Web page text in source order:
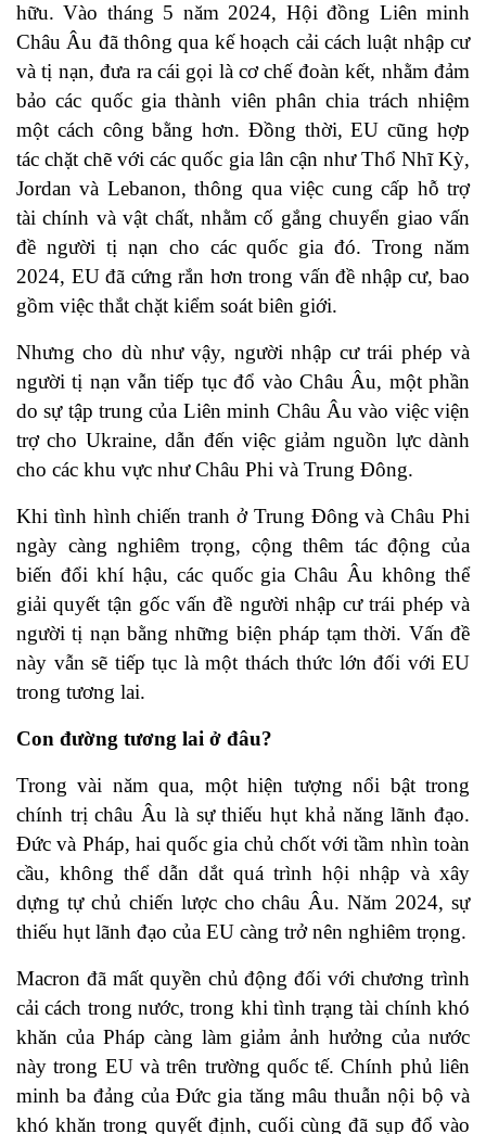
hữu. Vào tháng 5 năm 2024, Hội đồng Liên minh
Châu Âu đã thông qua kế hoạch cải cách luật nhập cư
và tị nạn, đưa ra cái gọi là cơ chế đoàn kết, nhằm đảm
bảo các quốc gia thành viên phân chia trách nhiệm
một cách công bằng hơn. Đồng thời, EU cũng hợp
tác chặt chẽ với các quốc gia lân cận như Thổ Nhĩ Kỳ,
Jordan và Lebanon, thông qua việc cung cấp hỗ trợ
tài chính và vật chất, nhằm cố gắng chuyển giao vấn
đề người tị nạn cho các quốc gia đó. Trong năm
2024, EU đã cứng rắn hơn trong vấn đề nhập cư, bao
gồm việc thắt chặt kiểm soát biên giới.
Nhưng cho dù như vậy, người nhập cư trái phép và
người tị nạn vẫn tiếp tục đổ vào Châu Âu, một phần
do sự tập trung của Liên minh Châu Âu vào việc viện
trợ cho Ukraine, dẫn đến việc giảm nguồn lực dành
cho các khu vực như Châu Phi và Trung Đông.
Khi tình hình chiến tranh ở Trung Đông và Châu Phi
ngày càng nghiêm trọng, cộng thêm tác động của
biến đổi khí hậu, các quốc gia Châu Âu không thể
giải quyết tận gốc vấn đề người nhập cư trái phép và
người tị nạn bằng những biện pháp tạm thời. Vấn đề
này vẫn sẽ tiếp tục là một thách thức lớn đối với EU
trong tương lai.
Con đường tương lai ở đâu?
Trong vài năm qua, một hiện tượng nổi bật trong
chính trị châu Âu là sự thiếu hụt khả năng lãnh đạo.
Đức và Pháp, hai quốc gia chủ chốt với tầm nhìn toàn
cầu, không thể dẫn dắt quá trình hội nhập và xây
dựng tự chủ chiến lược cho châu Âu. Năm 2024, sự
thiếu hụt lãnh đạo của EU càng trở nên nghiêm trọng.
Macron đã mất quyền chủ động đối với chương trình
cải cách trong nước, trong khi tình trạng tài chính khó
khăn của Pháp càng làm giảm ảnh hưởng của nước
này trong EU và trên trường quốc tế. Chính phủ liên
minh ba đảng của Đức gia tăng mâu thuẫn nội bộ và
khó khăn trong quyết định, cuối cùng đã sụp đổ vào